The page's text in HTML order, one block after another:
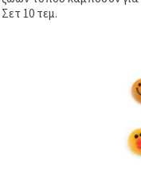
παρόμοιες
Σετ 10 τεμ.